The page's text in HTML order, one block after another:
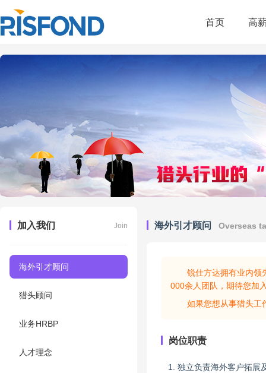
首页 高
加入我们 Join
海外引才顾问
猎头顾问
业务HRBP
人才理念
海外引才顾问 Overseas
锐仕方达拥有业内领
000余人团队，期待您加
如果您想从事猎头工
岗位职责
1. 独立负责海外客户拓展